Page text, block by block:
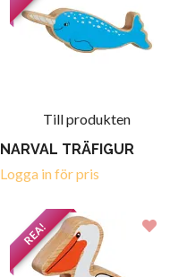
Till produkten
NARVAL TRÄFIGUR
Logga in för pris
REA!